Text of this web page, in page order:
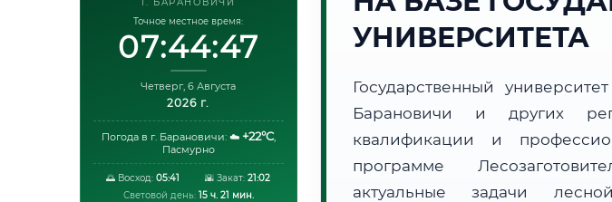
Точное местное время:
07:44:48
Четверг, 6 Августа
2026 г.
Погода в г. Барановичи: ☁️ +22°C,
Пасмурно
🌅 Восход: 05:41 🌇 Закат:21:02
Световой день: 15 ч. 21 мин.
УНИВЕРСИТЕТА
Государственный
Барановичи и других
квалификации и
программе
актуальные задачи